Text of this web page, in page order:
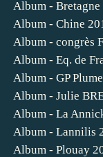
Album - Bretagne
Album - Chine
Album - congrès
Album - Eq. de
Album - GP
Album - Julie
Album - La
Album - Lannilis
Album - Plouay